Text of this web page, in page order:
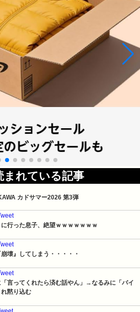
まれている記事
カドサマー2026 第3弾
行った息子、絶望ｗｗｗｗｗｗｗ
壊』してしまう・・・・・
「言ってくれたら済む話やん」→なるみに「バイ
れ黙り込む